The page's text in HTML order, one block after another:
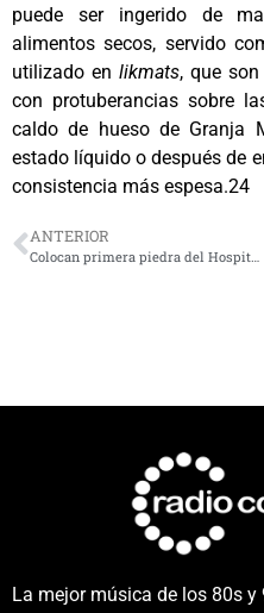
puede ser ingerido de
alimentos secos, servido
utilizado en likmats, que
con protuberancias sobre
caldo de hueso de Granja
estado líquido o después de
consistencia más espesa.24
ANTERIOR
La mejor música de los 80s